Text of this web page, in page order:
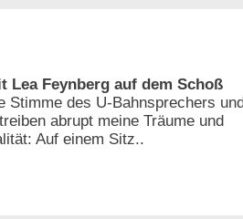
Lea Feynberg auf dem Schoß
Stimme des U-Bahnsprechers
abrupt meine Träume und
Auf einem Sitz..